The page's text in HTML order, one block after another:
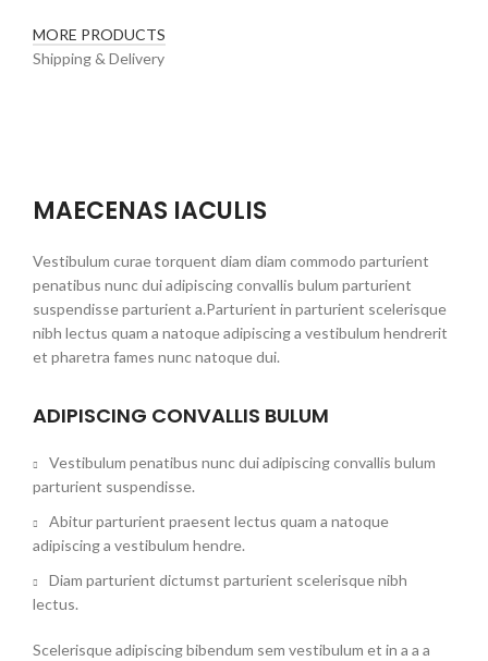
MORE PRODUCTS
Shipping & Delivery
MAECENAS IACULIS
Vestibulum curae torquent diam diam commodo parturient
penatibus nunc dui adipiscing convallis bulum parturient
suspendisse parturient a.Parturient in parturient scelerisque
nibh lectus quam a natoque adipiscing a vestibulum hendrerit
et pharetra fames nunc natoque dui.
ADIPISCING CONVALLIS BULUM
Vestibulum penatibus nunc dui adipiscing convallis bulum
parturient suspendisse.
Abitur parturient praesent lectus quam a natoque
adipiscing a vestibulum hendre.
Diam parturient dictumst parturient scelerisque nibh
lectus.
Scelerisque adipiscing bibendum sem vestibulum et in a a a